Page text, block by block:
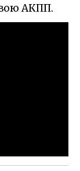
АКПП.